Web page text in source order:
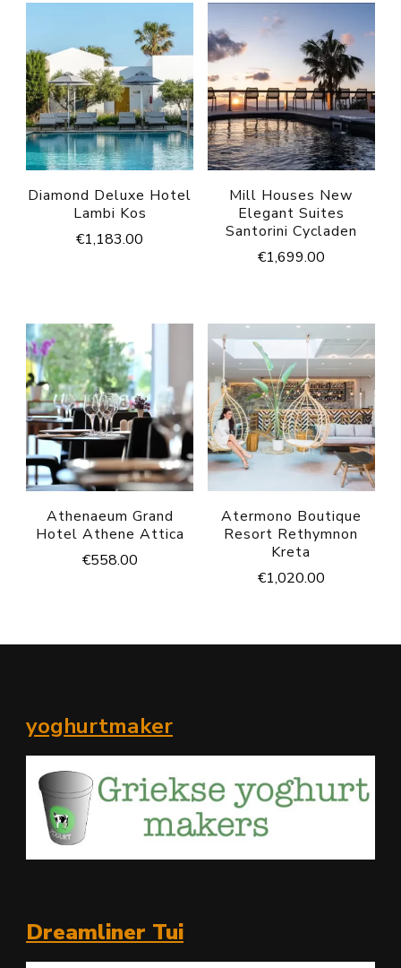
Diamond Deluxe Hotel
Lambi Kos
€1,183.00
Mill Houses New
Elegant Suites
Santorini Cycladen
€1,699.00
Athenaeum Grand
Hotel Athene Attica
€558.00
Atermono Boutique
Resort Rethymnon
Kreta
€1,020.00
yoghurtmaker
Dreamliner Tui